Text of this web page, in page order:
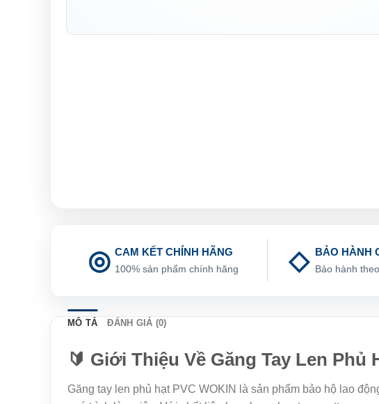
CAM KẾT CHÍNH HÃNG
100% sản phẩm chính hãng
BẢO HÀNH
Bảo hành
MÔ TẢ ĐÁNH GIÁ (0)
🔰 Giới Thiệu Về Găng Tay Len Phủ
Găng tay len phủ hạt PVC WOKIN là sản phẩm bảo hộ lao